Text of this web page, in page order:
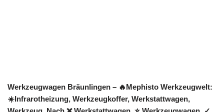
Werkzeugwagen Bräunlingen – 🔥Mephisto Werkzeugwelt:
☀️Infrarotheizung, Werkzeugkoffer, Werkstattwagen,